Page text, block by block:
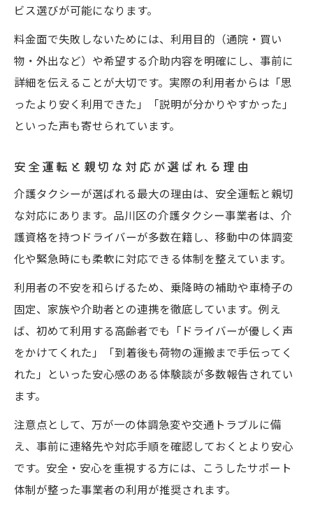
ビス選びが可能になります。
料金面で失敗しないためには、利用目的（通院・買い
物・外出など）や希望する介助内容を明確にし、事前に
詳細を伝えることが大切です。実際の利用者からは「思
ったより安く利用できた」「説明が分かりやすかった」
といった声も寄せられています。
安全運転と親切な対応が選ばれる理由
介護タクシーが選ばれる最大の理由は、安全運転と親切
な対応にあります。品川区の介護タクシー事業者は、介
護資格を持つドライバーが多数在籍し、移動中の体調変
化や緊急時にも柔軟に対応できる体制を整えています。
利用者の不安を和らげるため、乗降時の補助や車椅子の
固定、家族や介助者との連携を徹底しています。例え
ば、初めて利用する高齢者でも「ドライバーが優しく声
をかけてくれた」「到着後も荷物の運搬まで手伝ってく
れた」といった安心感のある体験談が多数報告されてい
ます。
注意点として、万が一の体調急変や交通トラブルに備
え、事前に連絡先や対応手順を確認しておくとより安心
です。安全・安心を重視する方には、こうしたサポート
体制が整った事業者の利用が推奨されます。